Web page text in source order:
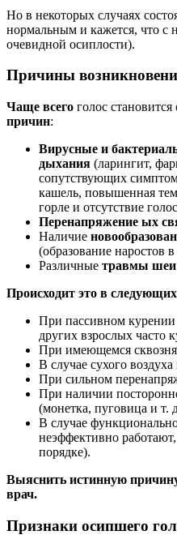
Но в некоторых случаях
нормальным и кажется, что с
очевидной осиплости).
Причины
Чаще всего голос
причин:
Вирусные и
дыхания (ларингит,
сопутствующих
кашель, повышенная
горле и отсутствие
Перенапряжение ых
Наличие
(образование наростов в
Различные травмы шеи
Происходит это в
При пассивном курении
других взрослых часто
При имеющемся
В случае сухого
При сильном
При наличии
(монетка, пуговица и т.
В случае
неэффективно
порядке).
Выяснить истинную
врач.
Признаки осипшего